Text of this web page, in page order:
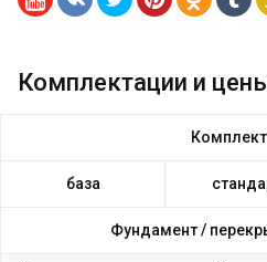
Комплектации и
база
Фундамент /